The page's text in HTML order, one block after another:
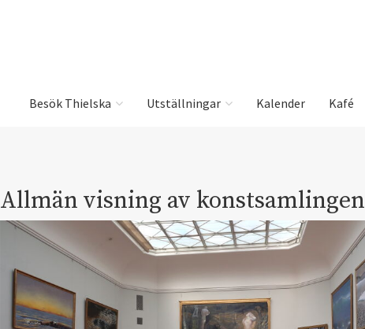
Besök Thielska Utställningar Kalender Kafé
Allmän visning av konstsamlingen